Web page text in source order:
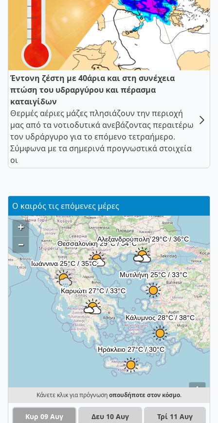
Έντονη ζέστη με 40άρια και στη συνέχεια
πτώση του υδραργύρου και πέρασμα
καταιγίδων
Θερμές αέριες μάζες πλησιάζουν την περιοχή
μας από τα νοτιοδυτικά ανεβάζοντας περαιτέρω
τον υδράργυρο για το επόμενο τετραήμερο.
Σύμφωνα με τα σημερινά προγνωστικά στοιχεία
οι
Ο καιρός τις επόμενες μέρες
i
+
–
Κάνετε κλικ για πρόγνωσηοπουδήποτε στον κόσμο.
Κυρ 09 Αυγ Δευ 10 Αυγ Τρί 11 Αυγ